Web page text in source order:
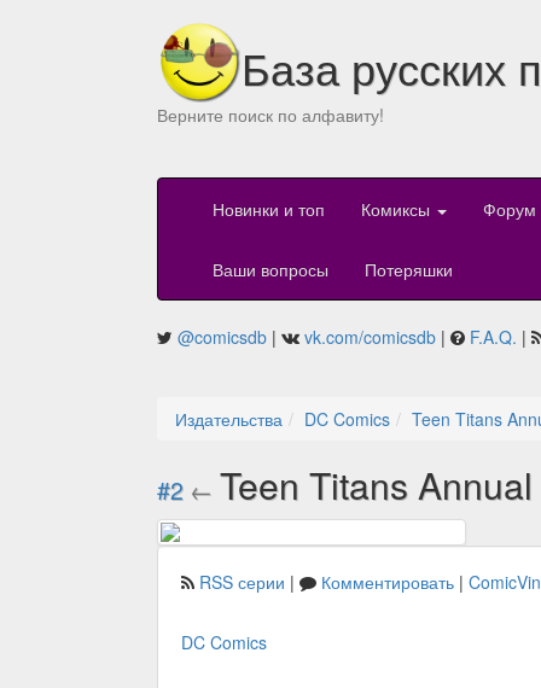
База русских
Верните поиск по алфавиту!
Новинки и топ Комиксы Форум
Ваши вопросы Потеряшки
@comicsdb | vk.com/comicsdb | F.A.Q. |
Издательства DC Comics Teen Titans
#2 ← Teen Titans
RSS серии | Комментировать |
DC Comics